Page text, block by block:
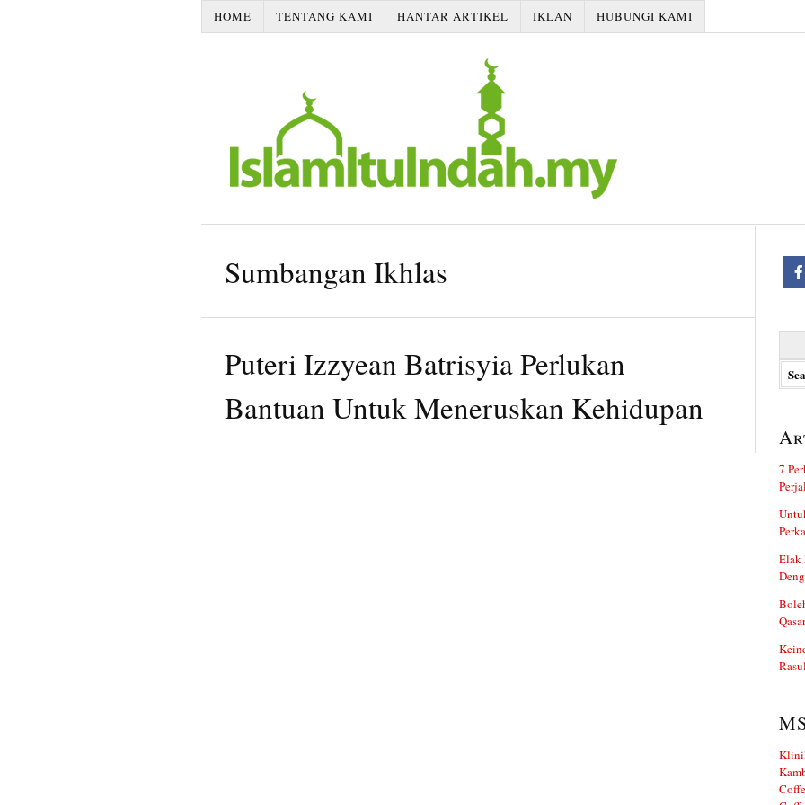
HOME TENTANG KAMI HANTAR ARTIKEL IKLAN HUBUNGI KAMI
Sumbangan Ikhlas
Puteri Izzyean Batrisyia Perlukan
Bantuan Untuk Meneruskan Kehidupan
7
Elak